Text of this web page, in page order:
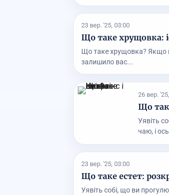
23 вер. '25, 03:00
Що таке хрущовка:
Що таке хрущовка? Якщо
залишило вас...
26 вер.
Що
Уявіть
чаю, і
23 вер. '25, 03:00
Що таке естет:
Уявіть собі, що ви